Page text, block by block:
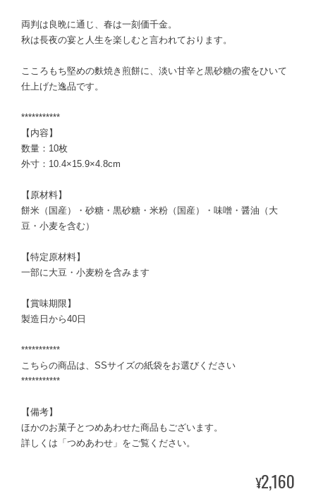
両判は良晩に通じ、春は一刻価千金。
秋は長夜の宴と人生を楽しむと言われております。
こころもち堅めの麩焼き煎餅に、淡い甘辛と黒砂糖の蜜をひいて
仕上げた逸品です。
***********
【内容】
数量：10枚
外寸：10.4×15.9×4.8cm
【原材料】
餅米（国産）・砂糖・黒砂糖・米粉（国産）・味噌・醤油（大
豆・小麦を含む）
【特定原材料】
一部に大豆・小麦粉を含みます
【賞味期限】
製造日から40日
***********
こちらの商品は、SSサイズの紙袋をお選びください
***********
【備考】
ほかのお菓子とつめあわせた商品もございます。
詳しくは「つめあわせ」をご覧ください。
¥2,160